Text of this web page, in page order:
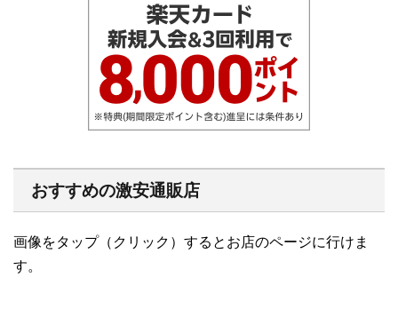
おすすめの激安通販店
画像をタップ（クリック）するとお店のページに行けま
す。